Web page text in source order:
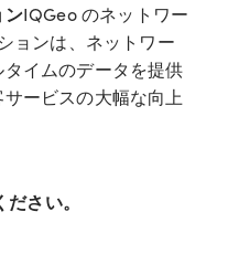
ンIQGeo のネットワー
ョンは、ネットワー
イムのデータを提供
ービスの大幅な向上
さい。